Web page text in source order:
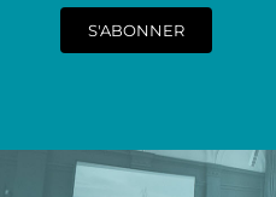
S'ABONNER